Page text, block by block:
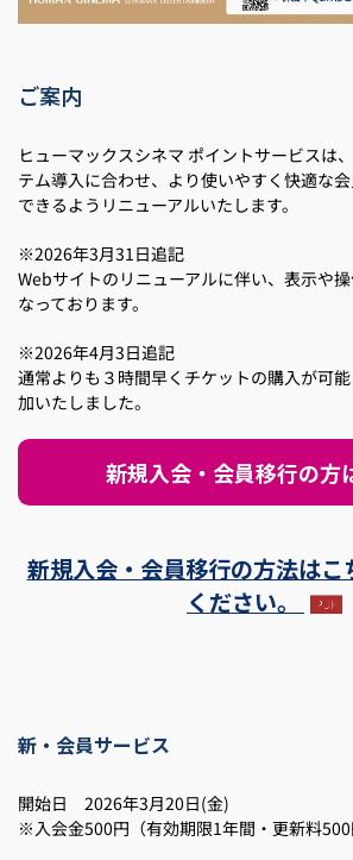
ご案内
ヒューマックスシネマ ポイントサービスは
テム導入に合わせ、より使いやすく快適な
できるようリニューアルいたします。
※2026年3月31日追記
Webサイトのリニューアルに伴い、表示や
なっております。
※2026年4月3日追記
通常よりも３時間早くチケットの購入が可
加いたしました。
新規入会・会員移行の方
新規入会・会員移行の方法はこ
ください。
新・会員サービス
開始日 2026年3月20日(金)
※入会金500円（有効期限1年間・更新料500